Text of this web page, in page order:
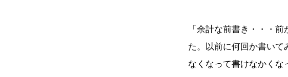
「余計な前書き・・・
た。以前に何回か書い
なくなって書けなかくな